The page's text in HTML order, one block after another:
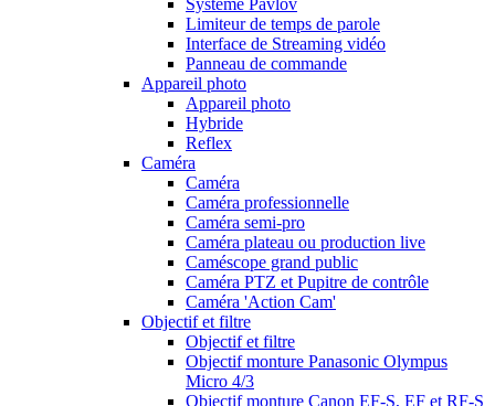
Système Pavlov
Limiteur de temps de parole
Interface de Streaming vidéo
Panneau de commande
Appareil photo
Appareil photo
Hybride
Reflex
Caméra
Caméra
Caméra professionnelle
Caméra semi-pro
Caméra plateau ou production live
Caméscope grand public
Caméra PTZ et Pupitre de contrôle
Caméra 'Action Cam'
Objectif et filtre
Objectif et filtre
Objectif monture Panasonic Olympus
Micro 4/3
Objectif monture Canon EF-S, EF et RF-S